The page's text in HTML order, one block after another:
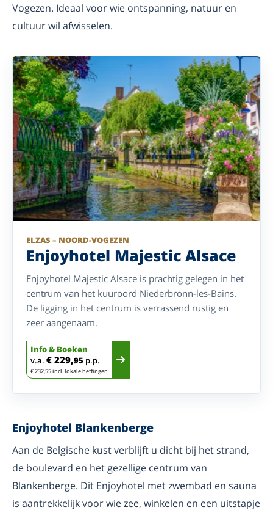
Vogezen. Ideaal voor wie ontspanning, natuur en
cultuur wil afwisselen.
ELZAS – NOORD-VOGEZEN
Enjoyhotel Majestic Alsace
Enjoyhotel Majestic Alsace is prachtig gelegen in het
centrum van het kuuroord Niederbronn-les-Bains.
De ligging in het centrum is verrassend rustig en
zeer aangenaam.
Info & Boeken
v.a. € 229,95 p.p.
€ 232,55 incl. lokale heffingen
Enjoyhotel Blankenberge
Aan de Belgische kust verblijft u dicht bij het strand,
de boulevard en het gezellige centrum van
Blankenberge. Dit Enjoyhotel met zwembad en sauna
is aantrekkelijk voor wie zee, winkelen en een uitstapje